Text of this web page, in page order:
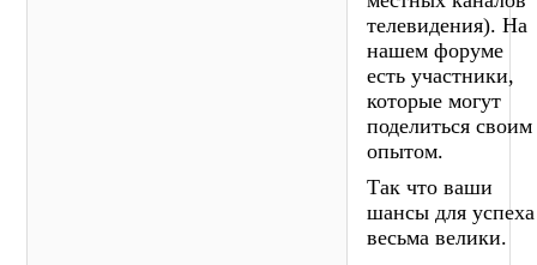
телевидения). На
нашем форуме
есть участники,
которые могут
поделиться своим
опытом.
Так что ваши
шансы для успеха
весьма велики.